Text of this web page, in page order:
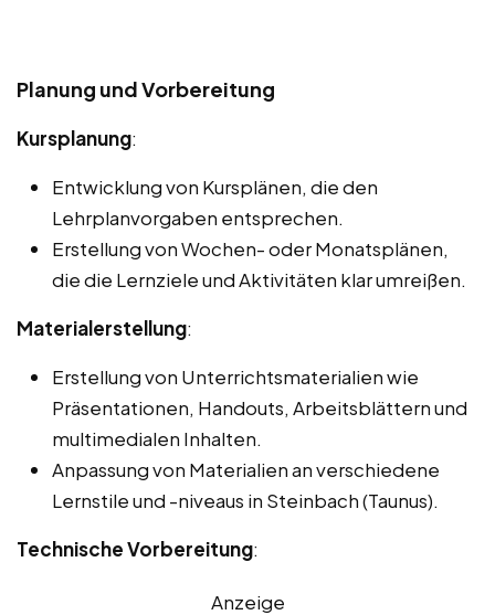
Planung und Vorbereitung
Kursplanung:
Entwicklung von Kursplänen, die den
Lehrplanvorgaben entsprechen.
Erstellung von Wochen- oder Monatsplänen,
die die Lernziele und Aktivitäten klar umreißen.
Materialerstellung:
Erstellung von Unterrichtsmaterialien wie
Präsentationen, Handouts, Arbeitsblättern und
multimedialen Inhalten.
Anpassung von Materialien an verschiedene
Lernstile und -niveaus in Steinbach (Taunus).
Technische Vorbereitung:
Anzeige